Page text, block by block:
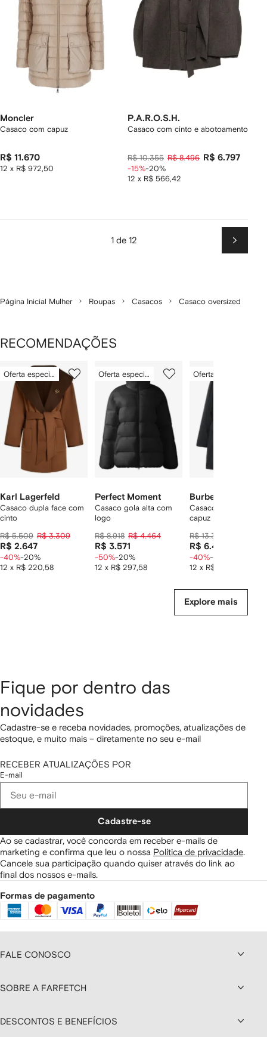
Moncler
Casaco com capuz
R$ 11.670
12 x R$ 972,50
P.A.R.O.S.H.
Casaco com cinto e abotoamento
R$ 10.355 R$ 8.496 R$ 6.797
12 x R$ 566,42
-15%-20%
1 de 12
Página Inicial Mulher Roupas Casacos Casaco oversized
RECOMENDAÇÕES
de
Oferta especial
Karl Lagerfeld
Casaco dupla face com
cinto
R$ 5.509 R$ 3.309
R$ 2.647
12 x R$ 220,58
-40%-20%
de
Oferta especial
Perfect Moment
Casaco gola alta com
logo
R$ 8.918 R$ 4.464
R$ 3.571
12 x R$ 297,58
-50%-20%
de
Burberry
Casaco de nylon com
capuz
R$ 13.350
R$ 6.408
12 x R$ 534,00
-40%-20%
Explore mais
Fique por dentro das
novidades
Cadastre-se e receba novidades, promoções, atualizações de
estoque, e muito mais – diretamente no seu e-mail
RECEBER ATUALIZAÇÕES POR
E-mail
Cadastre-se
Ao se cadastrar, você concorda em receber e-mails de
marketing e confirma que leu o nossa Política de privacidade
Cancele sua participação quando quiser através do link ao
final dos nossos e-mails.
Formas de pagamento
FALE CONOSCO
SOBRE A FARFETCH
DESCONTOS E BENEFÍCIOS